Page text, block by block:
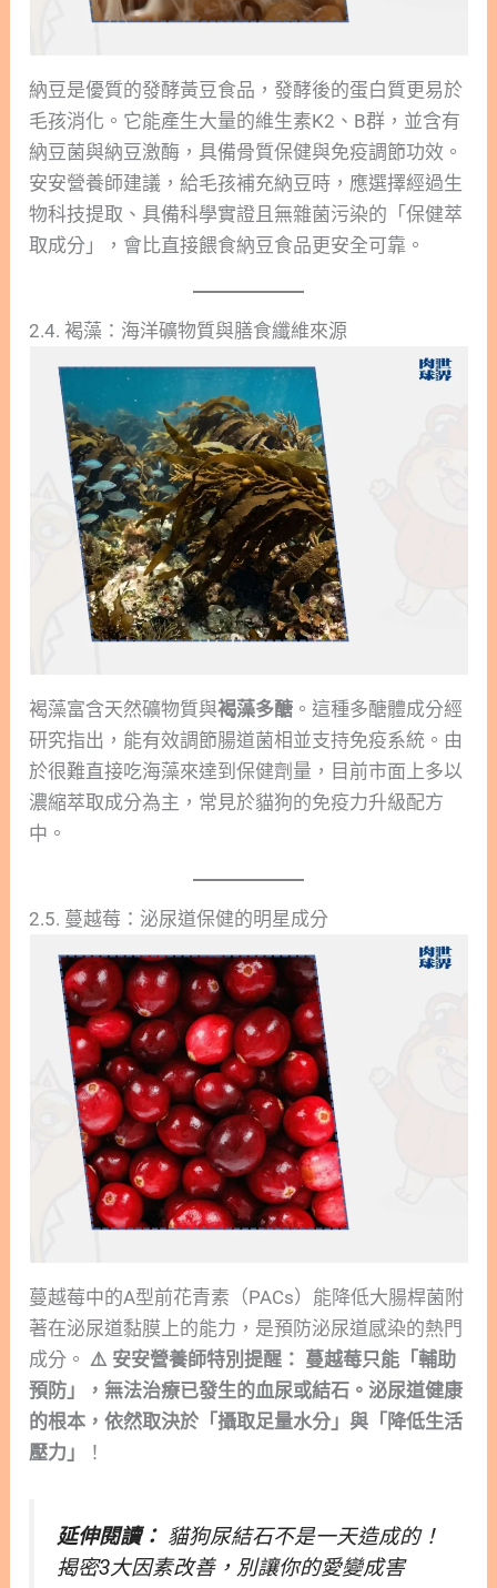
納豆是優質的發酵黃豆食品，發酵後的蛋白質更易於
毛孩消化。它能產生大量的維生素K2、B群，並含有
納豆菌與納豆激酶，具備骨質保健與免疫調節功效。
安安營養師建議，給毛孩補充納豆時，應選擇經過生
物科技提取、具備科學實證且無雜菌污染的「保健萃
取成分」，會比直接餵食納豆食品更安全可靠。
2.4. 褐藻：海洋礦物質與膳食纖維來源
褐藻富含天然礦物質與褐藻多醣 。這種多醣體成分經
研究指出，能有效調節腸道菌相並支持免疫系統。由
於很難直接吃海藻來達到保健劑量，目前市面上多以
濃縮萃取成分為主，常見於貓狗的免疫力升級配方
中。
2.5. 蔓越莓：泌尿道保健的明星成分
蔓越莓中的A型前花青素（PACs）能降低大腸桿菌附
著在泌尿道黏膜上的能力，是預防泌尿道感染的熱門
成分。 ⚠️ 安安營養師特別提醒： 蔓越莓只能「輔助
預防」，無法治療已發生的血尿或結石。泌尿道健康
的根本，依然取決於「攝取足量水分」與「降低生活
壓力」
！
延伸閱讀： 貓狗尿結石不是一天造成的！
揭密3大因素改善，別讓你的愛變成害